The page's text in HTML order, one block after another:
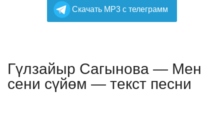
Cкачать MP3 с телеграмм
Гүлзайыр Сагынова — Мен
сени сүйөм — текст песни